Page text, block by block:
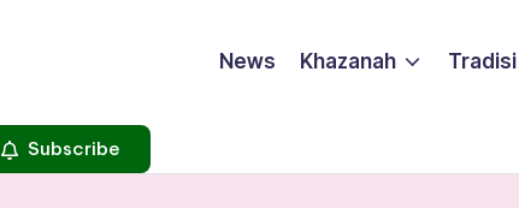
News Khazanah Tradisi
Subscribe